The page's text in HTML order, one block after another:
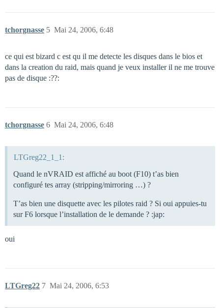
tchorgnasse Mai 24, 2006, 6:48
5
ce qui est bizard c est qu il me detecte les disques dans le bios et
dans la creation du raid, mais quand je veux installer il ne me trouve
pas de disque :??:
tchorgnasse Mai 24, 2006, 6:48
6
LTGreg22_1_1:
Quand le nVRAID est affiché au boot (F10) t’as bien
configuré tes array (stripping/mirroring …) ?
T’as bien une disquette avec les pilotes raid ? Si oui appuies-tu
sur F6 lorsque l’installation de le demande ? :jap:
oui
LTGreg22 Mai 24, 2006, 6:53
7